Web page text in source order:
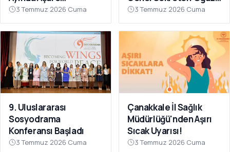
Sofrasında Buluştu
3 Temmuz 2026 Cuma
Ünal'a Ziyaret
3 Temmuz 2026 Cuma
9. Uluslararası
Sosyodrama
Konferansı Başladı
3 Temmuz 2026 Cuma
Çanakkale İl Sağlık
Müdürlüğü'nden Aşırı
Sıcak Uyarısı!
3 Temmuz 2026 Cuma